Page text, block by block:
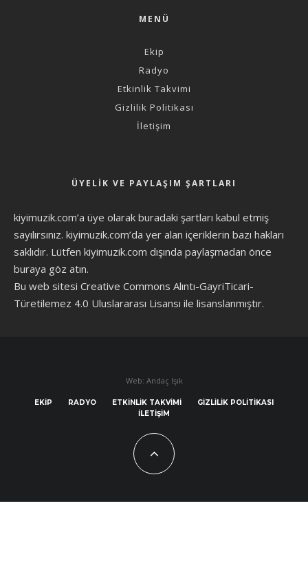
MENÜ
Ekip
Radyo
Etkinlik Takvimi
Gizlilik Politikası
İletişim
ÜYELIK VE PAYLAŞIM ŞARTLARI
kiyimuzik.com’a üye olarak buradaki şartları kabul etmiş
sayılırsınız. kiyimuzik.com’da yer alan içeriklerin bazı hakları
saklıdır. Lütfen kiyimuzik.com dışında paylaşmadan önce
buraya göz atın.
Bu web sitesi Creative Commons Alıntı-GayriTicari-
Türetilemez 4.0 Uluslararası Lisansı ile lisanslanmıştır.
Web: Andaç Işık
EKIP RADYO ETKINLIK TAKVIMI
GIZLILIK POLITIKASI
İLETIŞIM